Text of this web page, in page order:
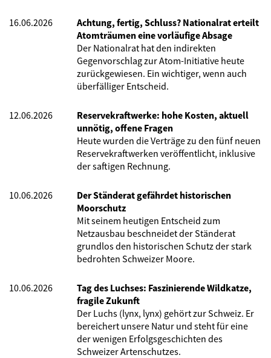
16.06.2026
Achtung, fertig, Schluss? Nationalrat erteilt
Atomträumen eine vorläufige Absage
Der Nationalrat hat den indirekten
Gegenvorschlag zur Atom-Initiative heute
zurückgewiesen. Ein wichtiger, wenn auch
überfälliger Entscheid.
12.06.2026
Reservekraftwerke: hohe Kosten, aktuell
unnötig, offene Fragen
Heute wurden die Verträge zu den fünf neuen
Reservekraftwerken veröffentlicht, inklusive
der saftigen Rechnung.
10.06.2026
Der Ständerat gefährdet historischen
Moorschutz
Mit seinem heutigen Entscheid zum
Netzausbau beschneidet der Ständerat
grundlos den historischen Schutz der stark
bedrohten Schweizer Moore.
10.06.2026
Tag des Luchses: Faszinierende Wildkatze,
fragile Zukunft
Der Luchs (lynx, lynx) gehört zur Schweiz. Er
bereichert unsere Natur und steht für eine
der wenigen Erfolgsgeschichten des
Schweizer Artenschutzes.